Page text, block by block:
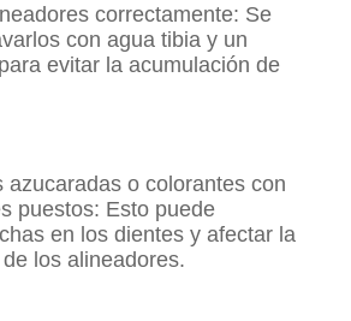
correctamente: Se
con agua tibia y un
evitar la acumulación de
azucaradas o colorantes con
puestos: Esto puede
en los dientes y afectar la
los alineadores.